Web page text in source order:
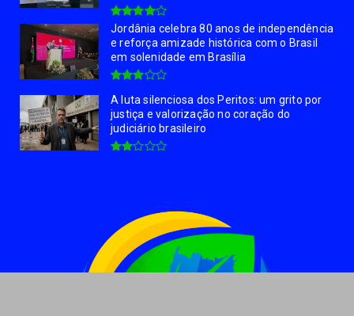
Jordânia celebra 80 anos de independência
e reforça amizade histórica com o Brasil
em solenidade em Brasília
A luta silenciosa dos Peritos: um grito por
justiça e valorização no coração do
judiciário brasileiro